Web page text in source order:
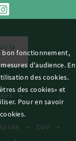
la
site
CGV
bon fonctionnement,
d'audience. En
des cookies.
des cookies» et
Pour en savoir